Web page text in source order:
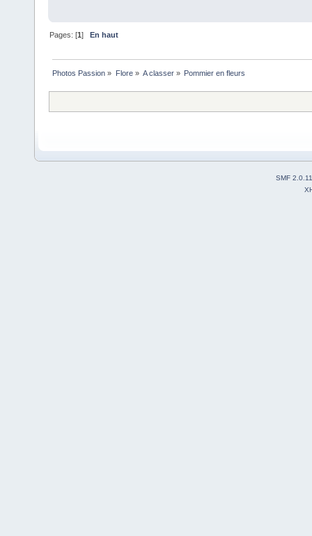
Pages: [1] En haut
Photos Passion » Flore» A classer» Pommier en fleurs
SMF 2.0.11